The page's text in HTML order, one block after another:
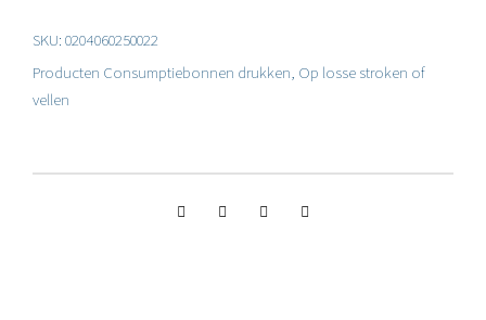
l
e
o
SKU: 0204060250022
Producten Consumptiebonnen drukken, Op losse stroken of
vellen